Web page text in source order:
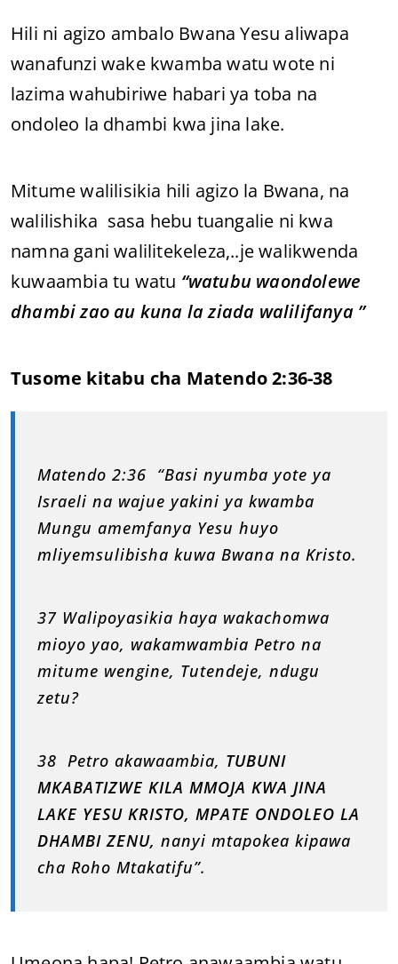
Hili ni agizo ambalo Bwana Yesu aliwapa
wanafunzi wake kwamba watu wote ni
lazima wahubiriwe habari ya toba na
ondoleo la dhambi kwa jina lake.
Mitume walilisikia hili agizo la Bwana, na
walilishika sasa hebu tuangalie ni kwa
namna gani walilitekeleza,..je walikwenda
kuwaambia tu watu “watubu waondolewe
dhambi zao au kuna la ziada walilifanya ”
Tusome kitabu cha Matendo 2:36-38
Matendo 2:36 “Basi nyumba yote ya
Israeli na wajue yakini ya kwamba
Mungu amemfanya Yesu huyo
mliyemsulibisha kuwa Bwana na Kristo.
37 Walipoyasikia haya wakachomwa
mioyo yao, wakamwambia Petro na
mitume wengine, Tutendeje, ndugu
zetu?
38 Petro akawaambia, TUBUNI
MKABATIZWE KILA MMOJA KWA JINA
LAKE YESU KRISTO, MPATE ONDOLEO LA
DHAMBI ZENU, nanyi mtapokea kipawa
cha Roho Mtakatifu”.